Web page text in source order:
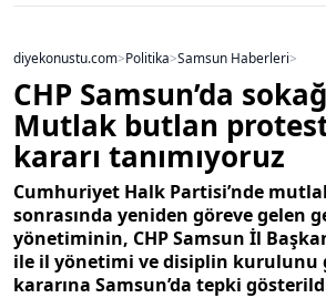
diyekonustu.com>Politika>Samsun Haberleri>
CHP Samsun’da
Mutlak butlan
kararı tanımıyoruz
Cumhuriyet Halk Partisi’nde
sonrasında yeniden göreve gelen
yönetiminin, CHP Samsun İl
ile il yönetimi ve disiplin kurulunu
kararına Samsun’da tepki